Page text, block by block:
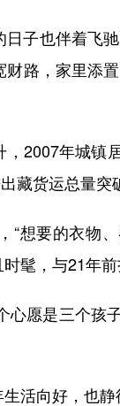
也伴着飞
路，家里添
年城镇
藏货运总量突
要的衣物
髦，与21年
愿是三个孩
向好，也静